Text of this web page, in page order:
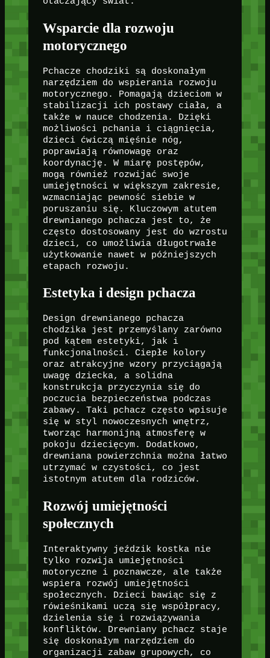
Wsparcie dla rozwoju
motorycznego
Pchacze chodziki są doskonałym
narzędziem do wspierania rozwoju
motorycznego. Pomagają dzieciom w
stabilizacji ich postawy ciała, a
także w nauce chodzenia. Dzięki
możliwości pchania i ciągnięcia,
dzieci ćwiczą mięśnie nóg,
poprawiają równowagę oraz
koordynację. W miarę postępów,
mogą również rozwijać swoje
umiejętności w większym zakresie,
wzmacniając pewność siebie w
poruszaniu się. Kluczowym atutem
drewnianego pchacza jest to, że
często dostosowany jest do wzrostu
dzieci, co umożliwia długotrwałe
użytkowanie nawet w późniejszych
etapach rozwoju.
Estetyka i design pchacza
Design drewnianego pchacza
chodzika jest przemyślany zarówno
pod kątem estetyki, jak i
funkcjonalności. Ciepłe kolory
oraz atrakcyjne wzory przyciągają
uwagę dziecka, a solidna
konstrukcja przyczynia się do
poczucia bezpieczeństwa podczas
zabawy. Taki pchacz często wpisuje
się w styl nowoczesnych wnętrz,
tworząc harmonijną atmosferę w
pokoju dziecięcym. Dodatkowo,
drewniana powierzchnia można łatwo
utrzymać w czystości, co jest
istotnym atutem dla rodziców.
Rozwój umiejętności
społecznych
Interaktywny jeździk kostka nie
tylko rozwija umiejętności
motoryczne i poznawcze, ale także
wspiera rozwój umiejętności
społecznych. Dzieci bawiąc się z
rówieśnikami uczą się współpracy,
dzielenia się i rozwiązywania
konfliktów. Drewniany pchacz staje
się doskonałym narzędziem do
organizacji zabaw grupowych, co